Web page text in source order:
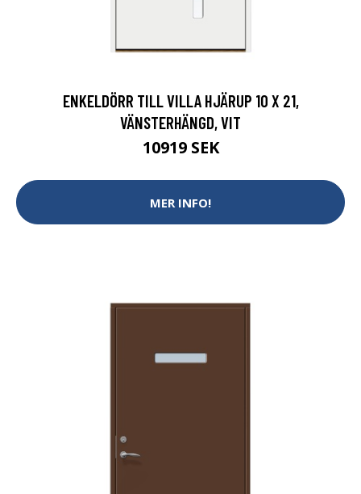
ENKELDÖRR TILL VILLA HJÄRUP 10 X 21,
VÄNSTERHÄNGD, VIT
10919 SEK
MER INFO!